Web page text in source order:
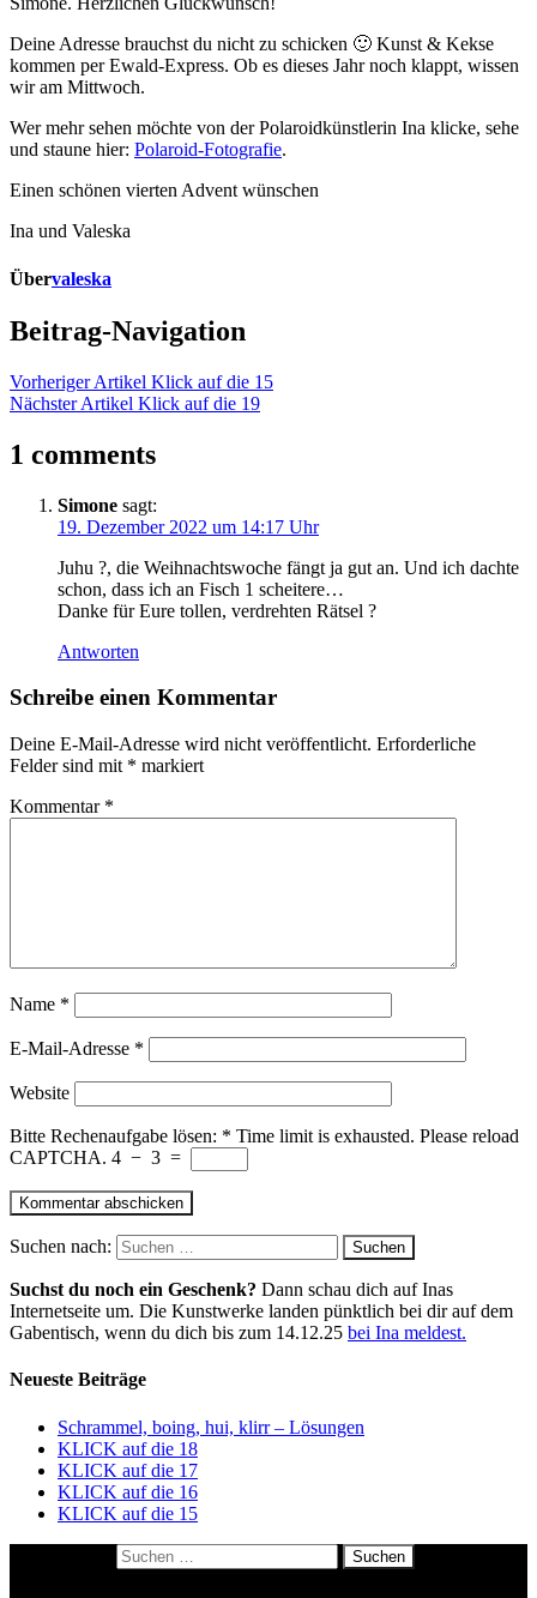
Deine Adresse brauchst du nicht zu schicken 🙂 Kunst & Kekse
kommen per Ewald-Express. Ob es dieses Jahr noch klappt, wissen
wir am Mittwoch.
Wer mehr sehen möchte von der Polaroidkünstlerin Ina klicke, sehe
und staune hier: Polaroid-Fotografie.
Einen schönen vierten Advent wünschen
Ina und Valeska
Übervaleska
Beitrag-Navigation
Vorheriger Artikel Klick auf die 15
Nächster Artikel Klick auf die 19
1 comments
Simone sagt:
19. Dezember 2022 um 14:17 Uhr
Juhu ?, die Weihnachtswoche fängt ja gut an. Und ich dachte
schon, dass ich an Fisch 1 scheitere…
Danke für Eure tollen, verdrehten Rätsel ?
Antworten
Schreibe einen Kommentar
Deine E-Mail-Adresse wird nicht veröffentlicht. Erforderliche
Felder sind mit * markiert
Kommentar *
Name *
E-Mail-Adresse *
Website
Bitte Rechenaufgabe lösen: * Time limit is exhausted. Please reload
CAPTCHA. 4 − 3 =
Suchen nach:
Suchst du noch ein Geschenk? Dann schau dich auf Inas
Internetseite um. Die Kunstwerke landen pünktlich bei dir auf dem
Gabentisch, wenn du dich bis zum 14.12.25 bei Ina meldest.
Neueste Beiträge
Schrammel, boing, hui, klirr – Lösungen
KLICK auf die 18
KLICK auf die 17
KLICK auf die 16
KLICK auf die 15